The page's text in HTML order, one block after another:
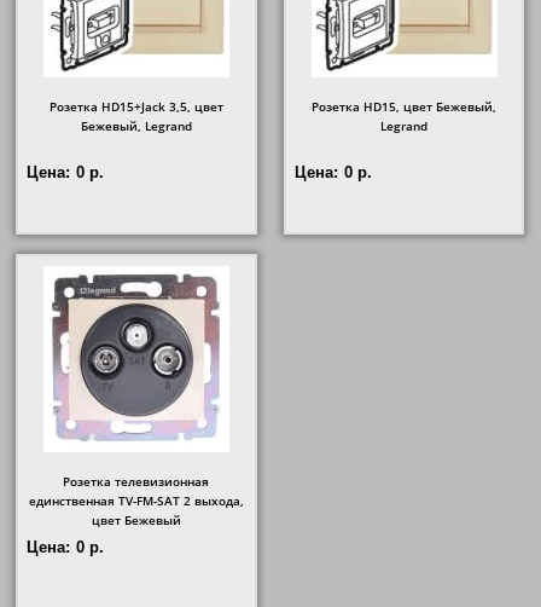
Розетка HD15+Jack 3,5, цвет
Бежевый, Legrand
Цена: 0 р.
Розетка HD15, цвет Бежевый,
Legrand
Цена: 0 р.
Розетка телевизионная
единственная ТV-FМ-SАТ 2 выхода,
цвет Бежевый
Цена: 0 р.